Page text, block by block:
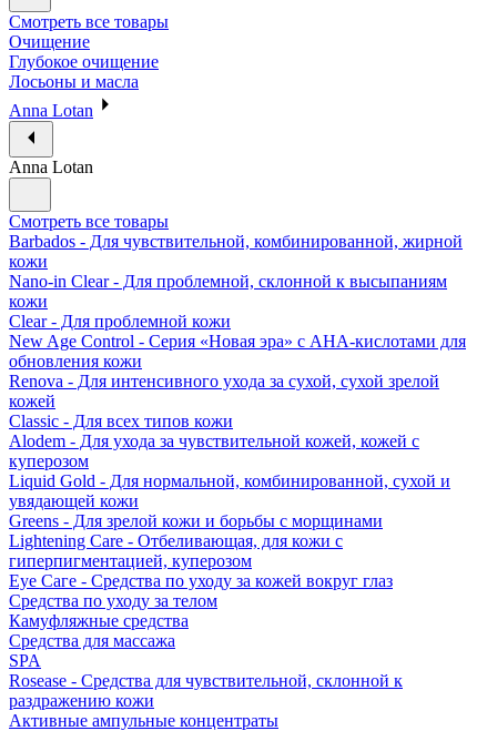
Смотреть все товары
Очищение
Глубокое очищение
Лосьоны и масла
Anna Lotan
Anna Lotan
Смотреть все товары
Barbados - Для чувствительной, комбинированной, жирной
кожи
Nano-in Clear - Для проблемной, склонной к высыпаниям
кожи
Clear - Для проблемной кожи
New Age Control - Серия «Новая эра» с АНА-кислотами для
обновления кожи
Renova - Для интенсивного ухода за сухой, сухой зрелой
кожей
Classic - Для всех типов кожи
Alodem - Для ухода за чувствительной кожей, кожей с
куперозом
Liquid Gold - Для нормальной, комбинированной, сухой и
увядающей кожи
Greens - Для зрелой кожи и борьбы с морщинами
Lightening Care - Отбеливающая, для кожи с
гиперпигментацией, куперозом
Eye Саге - Средства по уходу за кожей вокруг глаз
Средства по уходу за телом
Камуфляжные средства
Средства для массажа
SPA
Rosease - Средства для чувствительной, склонной к
раздражению кожи
Активные ампульные концентраты